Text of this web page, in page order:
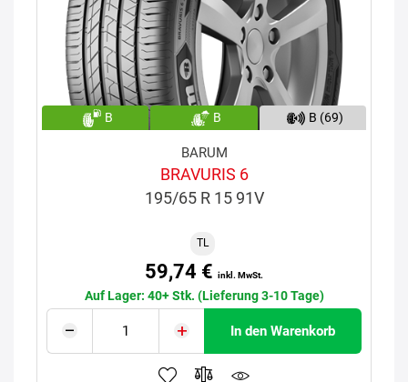
B B B (69)
BARUM
BRAVURIS 6
195/65 R 15 91V
TL
59,74 € inkl. MwSt.
Auf Lager: 40+ Stk. (Lieferung 3-10 Tage)
In den Warenkorb